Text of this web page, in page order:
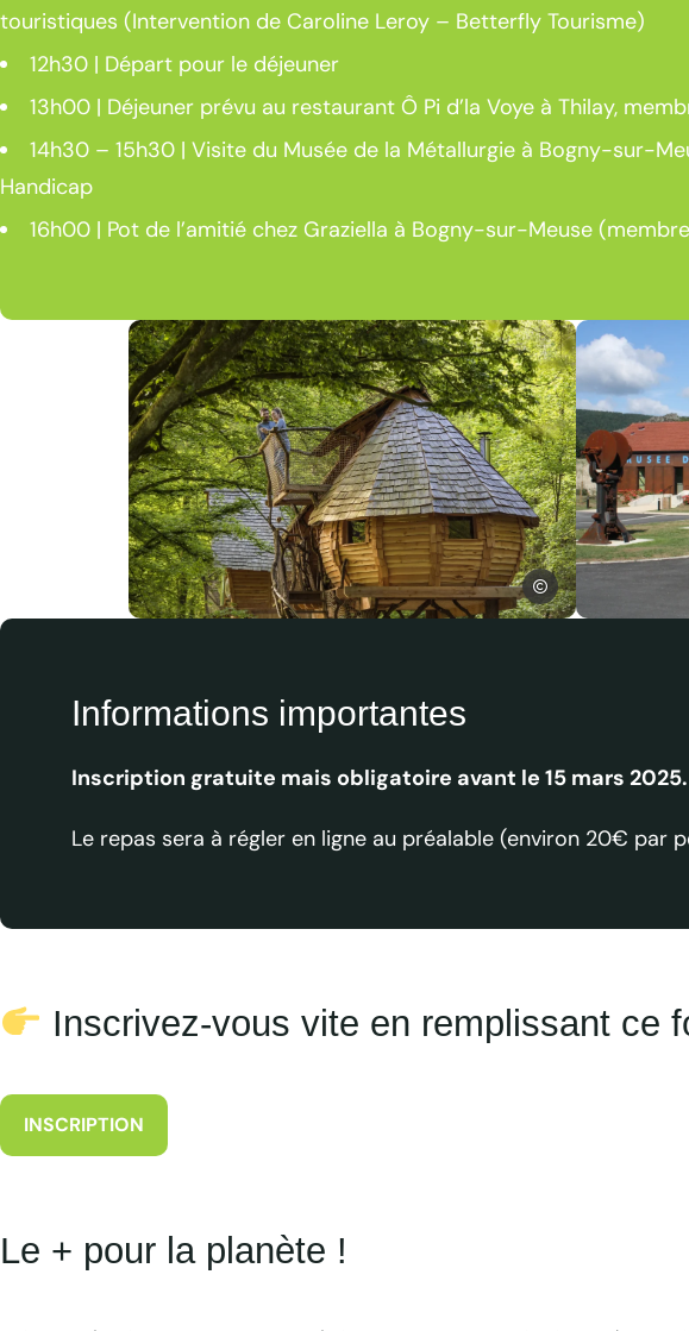
touristiques (Intervention de Caroline Leroy – Betterfly Tourisme)
12h30 | Départ pour le déjeuner
13h00 | Déjeuner prévu au restaurant Ô Pi d’la Voye à Thilay,
14h30 – 15h30 | Visite du Musée de la Métallurgie à Bogny-sur-
Handicap
16h00 | Pot de l’amitié chez Graziella à Bogny-sur-Meuse
Domaine d, © David Truillard
David Truillard
Musée de
Informations importantes
Inscription gratuite mais obligatoire avant le 15 mars 2025.
Le repas sera à régler en ligne au préalable (environ 20€ par
Inscrivez-vous vite en remplissant ce
INSCRIPTION
Le + pour la planète !